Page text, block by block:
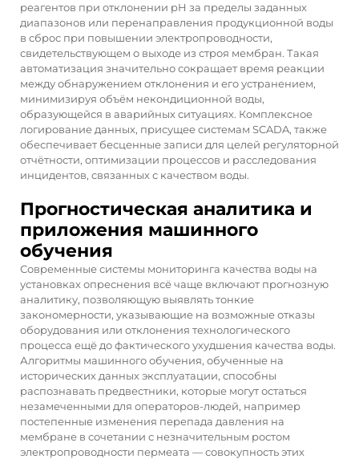
реагентов при отклонении pH за пределы заданных
диапазонов или перенаправления продукционной воды
в сброс при повышении электропроводности,
свидетельствующем о выходе из строя мембран. Такая
автоматизация значительно сокращает время реакции
между обнаружением отклонения и его устранением,
минимизируя объём некондиционной воды,
образующейся в аварийных ситуациях. Комплексное
логирование данных, присущее системам SCADA, также
обеспечивает бесценные записи для целей регуляторной
отчётности, оптимизации процессов и расследования
инцидентов, связанных с качеством воды.
Прогностическая аналитика и
приложения машинного
обучения
Современные системы мониторинга качества воды на
установках опреснения всё чаще включают прогнозную
аналитику, позволяющую выявлять тонкие
закономерности, указывающие на возможные отказы
оборудования или отклонения технологического
процесса ещё до фактического ухудшения качества воды.
Алгоритмы машинного обучения, обученные на
исторических данных эксплуатации, способны
распознавать предвестники, которые могут остаться
незамеченными для операторов-людей, например
постепенные изменения перепада давления на
мембране в сочетании с незначительным ростом
электропроводности пермеата — совокупность этих